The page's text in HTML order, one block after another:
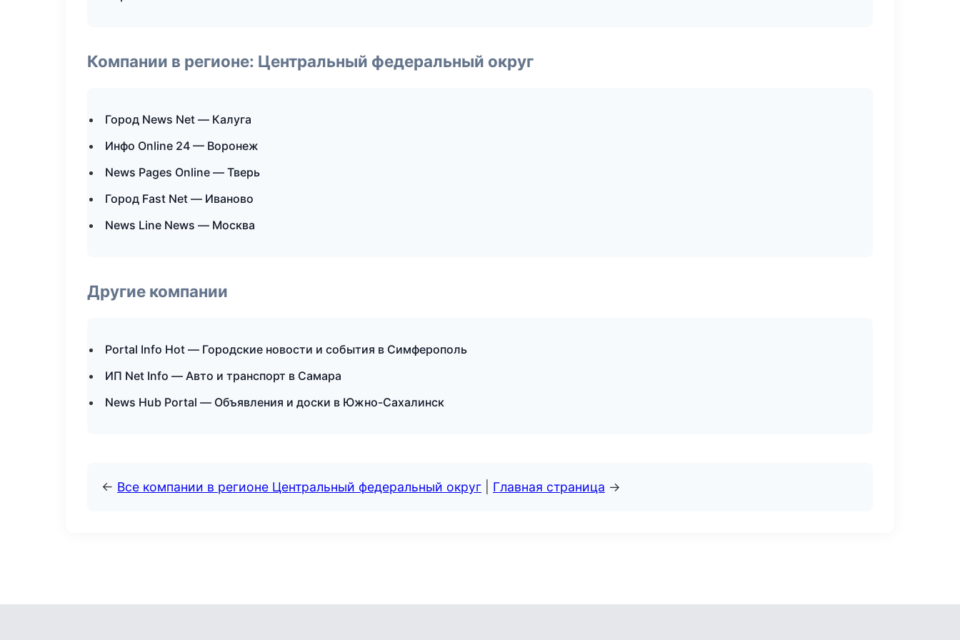
Компании в регионе: Центральный федеральный округ
Город News Net — Калуга
Инфо Online 24 — Воронеж
News Pages Online — Тверь
Город Fast Net — Иваново
News Line News — Москва
Другие компании
Portal Info Hot — Городские новости и события в Симферополь
ИП Net Info — Авто и транспорт в Самара
News Hub Portal — Объявления и доски в Южно-Сахалинск
← Все компании в регионе Центральный федеральный округ Главная страница →